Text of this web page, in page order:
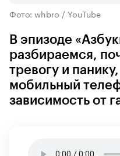
Фото: whbro / YouTube
В эпизоде
разбираемся,
тревогу и
мобильный
зависимость от